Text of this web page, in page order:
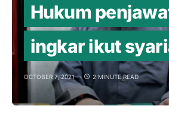
Hukum
ingkar ikut
OCTOBER 7, 2021 2 MINUTE READ